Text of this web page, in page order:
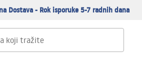
Dostava - Rok isporuke 5-7 radnih dana